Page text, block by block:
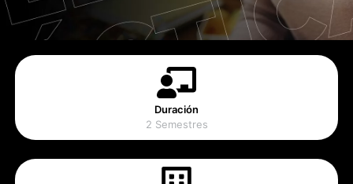
Duración
2 Semestres